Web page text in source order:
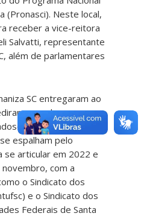
(Pronasci). Neste local,
receber a vice-reitora
Salvatti, representante
além de parlamentares
SC entregaram ao
que ele
quanto ao ódio,
espalham pelo
se articular em 2022 e
com a
o Sindicato dos
e o Sindicato dos
Federais de Santa